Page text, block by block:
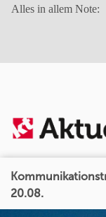
Alles in allem Note:
20.08.